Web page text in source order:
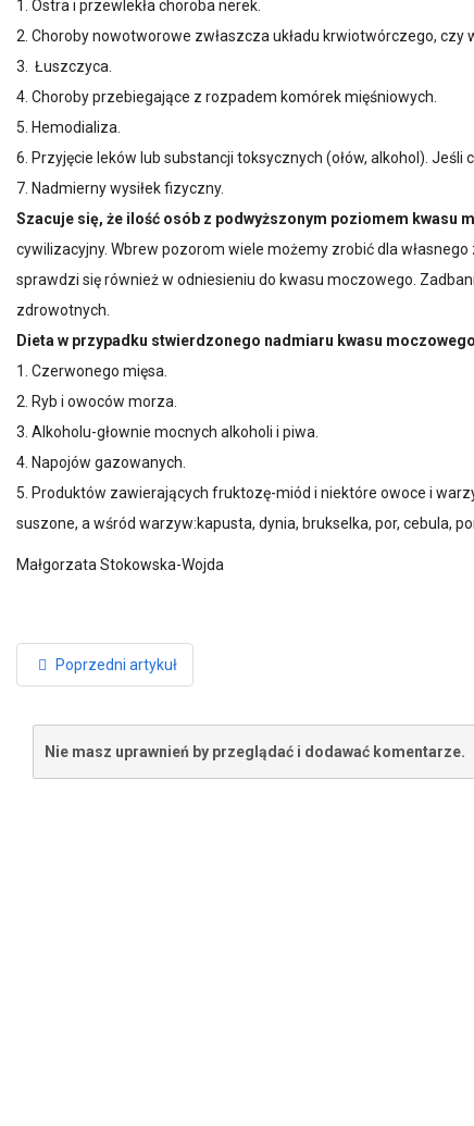
1. Ostra i przewlekła choroba nerek.
2. Choroby nowotworowe zwłaszcza układu krwiotwórczego,
3. Łuszczyca.
4. Choroby przebiegające z rozpadem komórek mięśniowych.
5. Hemodializa.
6. Przyjęcie leków lub substancji toksycznych (ołów, alkohol).
7. Nadmierny wysiłek fizyczny.
Szacuje się, że ilość osób z podwyższonym poziomem kwasu
cywilizacyjny. Wbrew pozorom wiele możemy zrobić dla
sprawdzi się również w odniesieniu do kwasu moczowego.
zdrowotnych.
Dieta w przypadku stwierdzonego nadmiaru kwasu
1. Czerwonego mięsa.
2. Ryb i owoców morza.
3. Alkoholu-głownie mocnych alkoholi i piwa.
4. Napojów gazowanych.
5. Produktów zawierających fruktozę-miód i niektóre owoce i
suszone, a wśród warzyw:kapusta, dynia, brukselka, por, cebula,
Małgorzata Stokowska-Wojda
Poprzedni artykuł
Nie masz uprawnień by przeglądać i dodawać komentarze.